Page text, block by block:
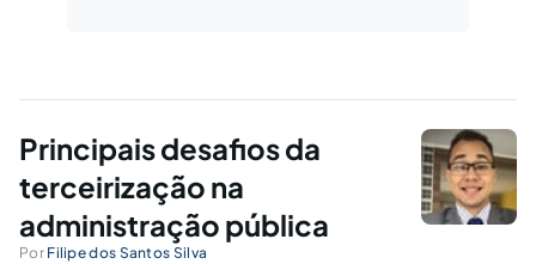
Principais desafios da
terceirização na
administração pública
Por Filipe dos Santos Silva